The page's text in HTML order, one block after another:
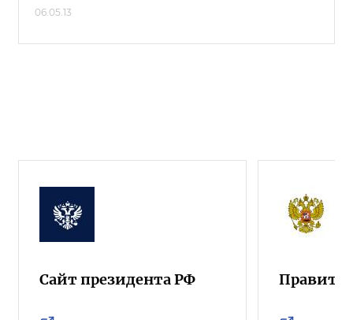
06.05.13
Сайт президента РФ